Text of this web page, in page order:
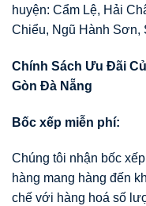
huyện: Cẩm Lệ, Hải
Chiểu, Ngũ Hành Sơn,
Chính Sách Ưu Đãi
Gòn Đà Nẵng
Bốc xếp miễn phí:
Chúng tôi nhận bốc
hàng mang hàng đến
chế với hàng hoá số